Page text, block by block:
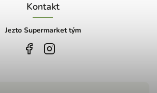
Kontakt
Jezto Supermarket tým